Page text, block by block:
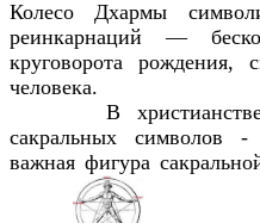
Колесо Дхармы
реинкарнаций —
круговорота рождения,
человека.
В христианстве
сакральных символов -
важная фигура